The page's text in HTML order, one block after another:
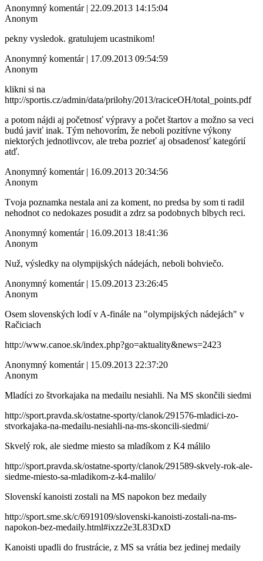
Anonymný komentár | 22.09.2013 14:15:04
Anonym
pekny vysledok. gratulujem ucastnikom!
Anonymný komentár | 17.09.2013 09:54:59
Anonym
klikni si na
http://sportis.cz/admin/data/prilohy/2013/raciceOH/total_points.pdf
a potom nájdi aj početnosť výpravy a počet štartov a možno sa veci
budú javiť inak. Tým nehovorím, že neboli pozitívne výkony
niektorých jednotlivcov, ale treba pozrieť aj obsadenosť kategórií
atď.
Anonymný komentár | 16.09.2013 20:34:56
Anonym
Tvoja poznamka nestala ani za koment, no predsa by som ti radil
nehodnot co nedokazes posudit a zdrz sa podobnych blbych reci.
Anonymný komentár | 16.09.2013 18:41:36
Anonym
Nuž, výsledky na olympijských nádejách, neboli bohviečo.
Anonymný komentár | 15.09.2013 23:26:45
Anonym
Osem slovenských lodí v A-finále na "olympijských nádejách" v
Račiciach
http://www.canoe.sk/index.php?go=aktuality&news=2423
Anonymný komentár | 15.09.2013 22:37:20
Anonym
Mladíci zo štvorkajaka na medailu nesiahli. Na MS skončili siedmi
http://sport.pravda.sk/ostatne-sporty/clanok/291576-mladici-zo-
stvorkajaka-na-medailu-nesiahli-na-ms-skoncili-siedmi/
Skvelý rok, ale siedme miesto sa mladíkom z K4 málilo
http://sport.pravda.sk/ostatne-sporty/clanok/291589-skvely-rok-ale-
siedme-miesto-sa-mladikom-z-k4-malilo/
Slovenskí kanoisti zostali na MS napokon bez medaily
http://sport.sme.sk/c/6919109/slovenski-kanoisti-zostali-na-ms-
napokon-bez-medaily.html#ixzz2e3L83DxD
Kanoisti upadli do frustrácie, z MS sa vrátia bez jedinej medaily